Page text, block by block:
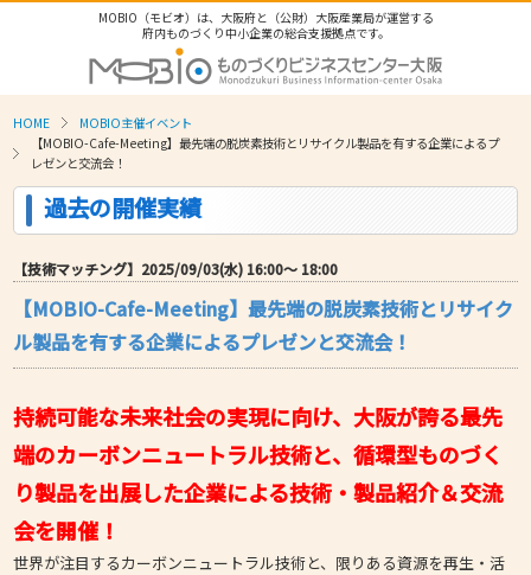
MOBIO（モビオ）は、大阪府と（公財）大阪産業局が運営する
府内ものづくり中小企業の総合支援拠点です。
HOME
MOBIO主催イベント
【MOBIO-Cafe-Meeting】最先端の脱炭素技術とリサイクル製品を有する企業によるプ
レゼンと交流会！
過去の開催実績
【技術マッチング】2025/09/03(水) 16:00〜 18:00
【MOBIO-Cafe-Meeting】最先端の脱炭素技術とリサイク
ル製品を有する企業によるプレゼンと交流会！
持続可能な未来社会の実現に向け、大阪が誇る最先
端のカーボンニュートラル技術と、循環型ものづく
り製品を出展した企業による技術・製品紹介＆交流
会を開催！
世界が注目するカーボンニュートラル技術と、限りある資源を再生・活